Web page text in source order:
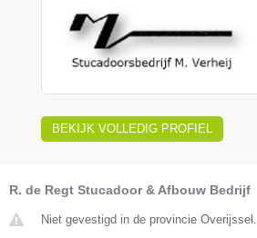
BEKIJK VOLLEDIG PROFIEL
R. de Regt Stucadoor & Afbouw Bedrijf
Niet gevestigd in de provincie Overijssel.